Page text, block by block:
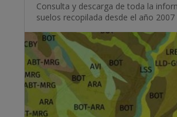
Consulta y descarga de toda la
suelos recopilada desde el año 2007